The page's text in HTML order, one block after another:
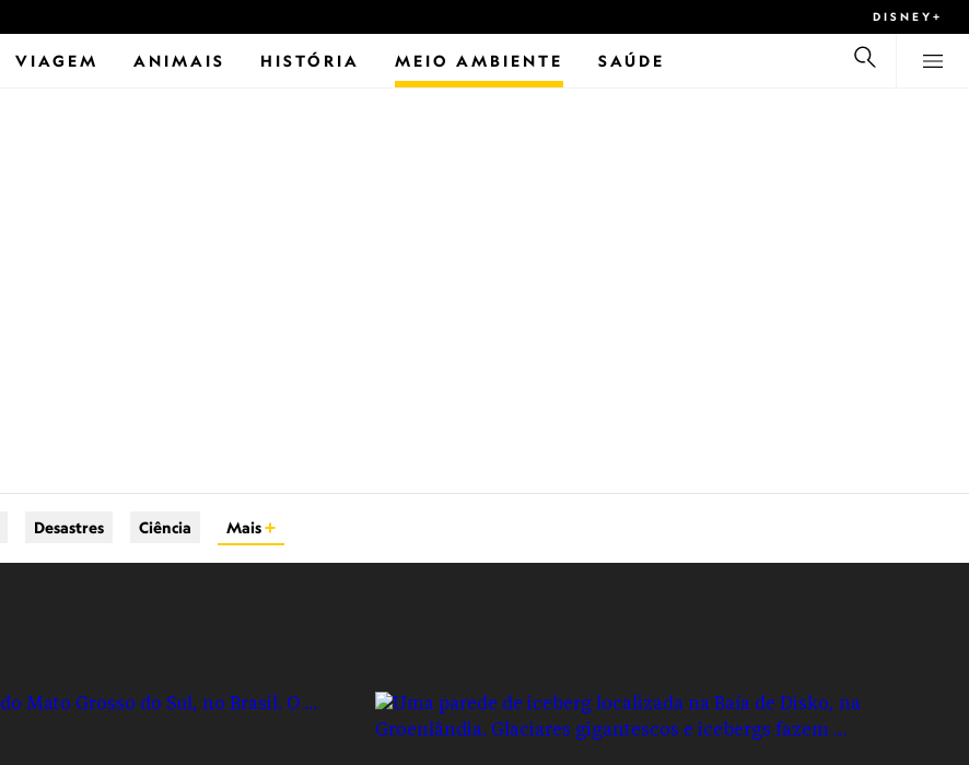
DISNEY+
VIAGEM ANIMAIS HISTÓRIA MEIO AMBIENTE SAÚDE
Desastres Ciência Mais